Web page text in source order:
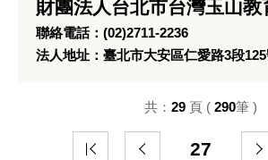
財團法人台北市台灣玉山教
聯絡電話：(02)2711-2236
法人地址：臺北市大安區仁愛路3段
27
共： 29 頁 ( 290筆 )